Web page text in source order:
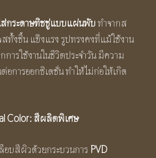
กระดาษทิชชู่แบบแผ่นพับทำจากส
ทั้งชิ้น แข็งแรง รูปทรงคงที่แม้ใช้งาน
การใช้งานในชีวิตประจำวัน มีความ
อการออกซิเดชั่น ทำให้ไม่ก่อให้เกิด
Color: สีผลิตพิเศษ
อบสีผิวด้วยกระบวนการ PVD